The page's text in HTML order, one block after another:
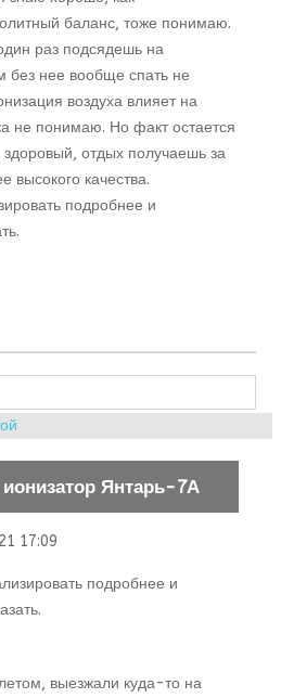
баланс, тоже понимаю.
раз подсядешь на
нее вообще спать не
воздуха влияет на
не понимаю. Но факт остается
отдых получаешь за
качества.
подробнее и
Янтарь-7А
17:09
подробнее и
выезжали куда-то на